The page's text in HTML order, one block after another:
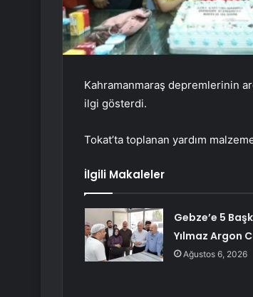
Kahramanmaraş depremlerinin
ilgi gösterdi.
Tokat’ta toplanan yardım
İlgili Makaleler
Gebze’e 5
Yılmaz Argon
Ağustos 6, 2026